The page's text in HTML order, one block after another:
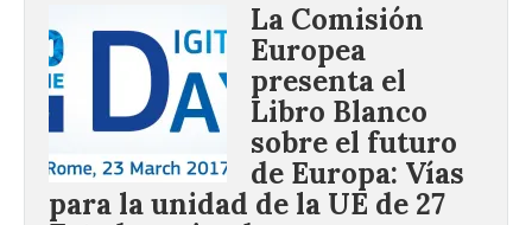
La Comisión
Europea
presenta el
Libro Blanco
sobre el futuro
de Europa: Vías
para la unidad de la UE de 27